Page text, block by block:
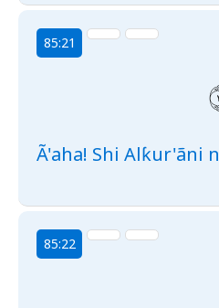
85:21
Ã'aha! Shi Alƙur'ãni
85:22